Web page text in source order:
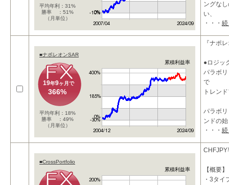
平均年利：31%
勝率 ：51%
（月単位）
ングな
い、
・・・
■ナポレオンSAR
累積利益率
19年9ヶ月で
366%
平均年利：18%
勝率 ：49%
（月単位）
『ナポ
●ロジッ
パラボ
で
トレン
パラボ
ンドの
根こそ
・・・
■CrossPortfolio
累積利益率
CHFJPY
【概要】
・3タイ